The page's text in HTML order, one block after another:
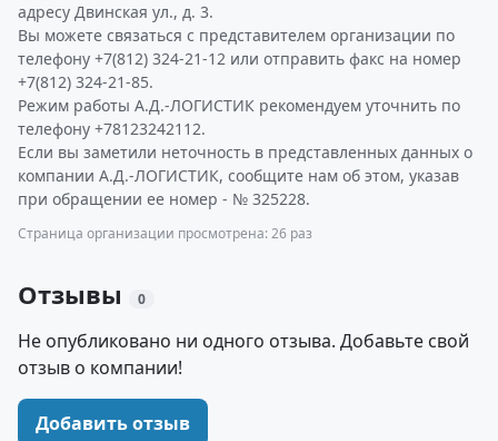
адресу Двинская ул., д. 3.
Вы можете связаться с представителем организации по
телефону +7(812) 324-21-12 или отправить факс на номер
+7(812) 324-21-85.
Режим работы А.Д.-ЛОГИСТИК рекомендуем уточнить по
телефону +78123242112.
Если вы заметили неточность в представленных данных о
компании А.Д.-ЛОГИСТИК, сообщите нам об этом, указав
при обращении ее номер - № 325228.
Страница организации просмотрена: 26 раз
Отзывы 0
Не опубликовано ни одного отзыва. Добавьте свой
отзыв о компании!
Добавить отзыв